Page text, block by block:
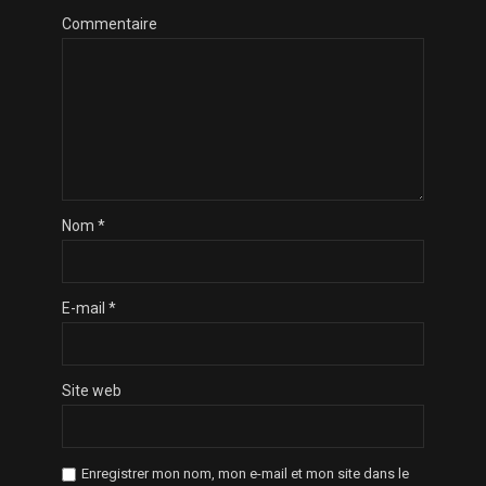
Commentaire
Nom *
E-mail *
Site web
Enregistrer mon nom, mon e-mail et mon site dans le